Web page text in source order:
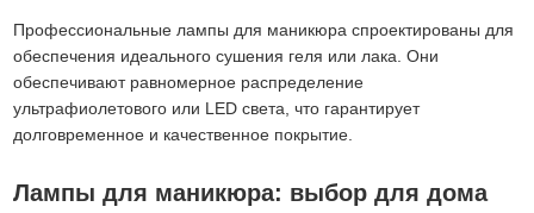
Профессиональные лампы для маникюра спроектированы для
обеспечения идеального сушения геля или лака. Они
обеспечивают равномерное распределение
ультрафиолетового или LED света, что гарантирует
долговременное и качественное покрытие.
Лампы для маникюра: выбор для дома